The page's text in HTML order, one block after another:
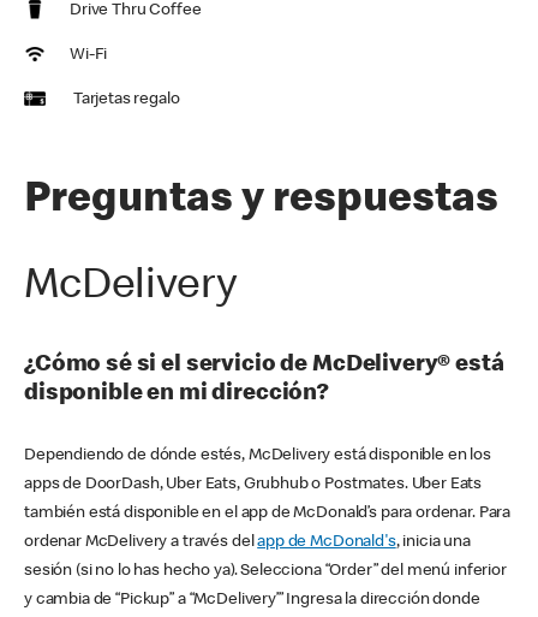
Drive Thru Coffee
Wi-Fi
Tarjetas regalo
Preguntas y respuestas
McDelivery
¿Cómo sé si el servicio de McDelivery® está
disponible en mi dirección?
Dependiendo de dónde estés, McDelivery está disponible en los
apps de DoorDash, Uber Eats, Grubhub o Postmates. Uber Eats
también está disponible en el app de McDonald’s para ordenar. Para
ordenar McDelivery a través delapp de McDonald's, inicia una
sesión (si no lo has hecho ya). Selecciona “Order” del menú inferior
y cambia de “Pickup” a “McDelivery’” Ingresa la dirección donde